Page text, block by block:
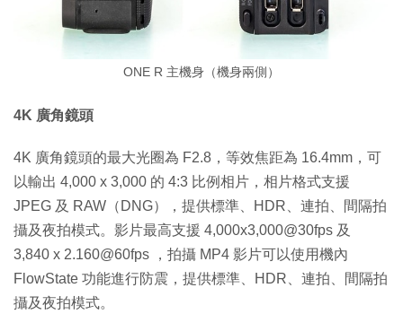
ONE R 主機身（機身兩側）
4K 廣角鏡頭
4K 廣角鏡頭的最大光圈為 F2.8，等效焦距為 16.4mm，可
以輸出 4,000 x 3,000 的 4:3 比例相片，相片格式支援
JPEG 及 RAW（DNG），提供標準、HDR、連拍、間隔拍
攝及夜拍模式。影片最高支援 4,000x3,000@30fps 及
3,840 x 2.160@60fps ，拍攝 MP4 影片可以使用機內
FlowState 功能進行防震，提供標準、HDR、連拍、間隔拍
攝及夜拍模式。